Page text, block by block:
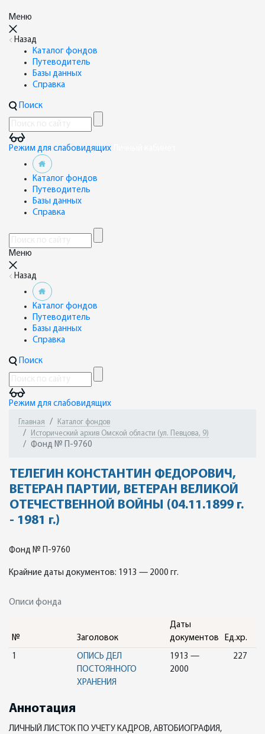
Меню
Назад
Каталог фондов
Путеводитель
Базы данных
Справка
Поиск
Режим для слабовидящих
Каталог фондов
Путеводитель
Базы данных
Справка
Меню
Назад
Каталог фондов
Путеводитель
Базы данных
Справка
Поиск
Режим для слабовидящих
Главная
Каталог фондов
Исторический архив Омской области (ул. Певцова, 9)
Фонд № П-9760
ТЕЛЕГИН КОНСТАНТИН ФЕДОРОВИЧ,
ВЕТЕРАН ПАРТИИ, ВЕТЕРАН ВЕЛИКОЙ
ОТЕЧЕСТВЕННОЙ ВОЙНЫ (04.11.1899 г.
- 1981 г.)
Фонд № П-9760
Крайние даты документов: 1913 — 2000 гг.
Описи фонда
№ Заголовок
Даты
документов
Ед.хр.
1
ОПИСЬ ДЕЛ
ПОСТОЯННОГО
ХРАНЕНИЯ
1913 —
2000
227
Аннотация
ЛИЧНЫЙ ЛИСТОК ПО УЧЕТУ КАДРОВ, АВТОБИОГРАФИЯ,